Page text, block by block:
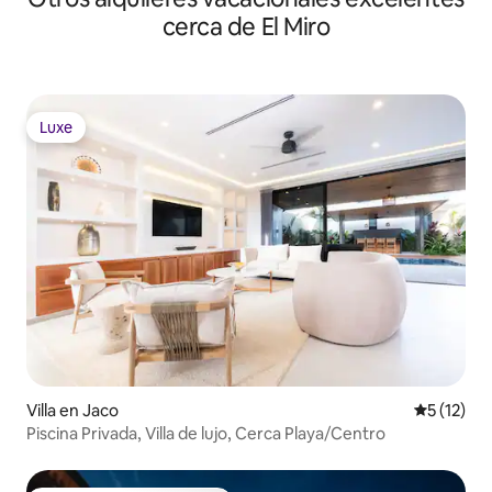
cerca de El Miro
Luxe
Luxe
Villa en Jaco
5 (12)
Piscina Privada, Villa de lujo, Cerca Playa/Centro